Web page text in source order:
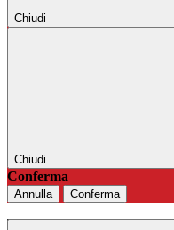
Chiudi
Chiudi
Conferma
Annulla Conferma